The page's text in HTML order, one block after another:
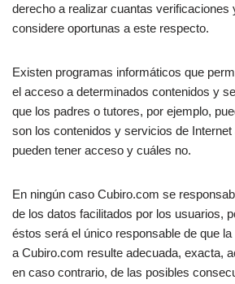
derecho a realizar cuantas verificaciones
considere oportunas a este respecto.
Existen programas informáticos que
el acceso a determinados contenidos y
que los padres o tutores, por ejemplo,
son los contenidos y servicios de
pueden tener acceso y cuáles no.
En ningún caso Cubiro.com se
de los datos facilitados por los usuarios,
éstos será el único responsable de que
a Cubiro.com resulte adecuada, exacta,
en caso contrario, de las posibles